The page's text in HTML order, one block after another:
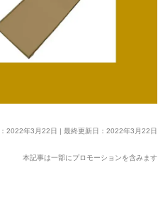
2022年3月22日 | 最終更新日：2022年3月22日
本記事は一部にプロモーションを含みます